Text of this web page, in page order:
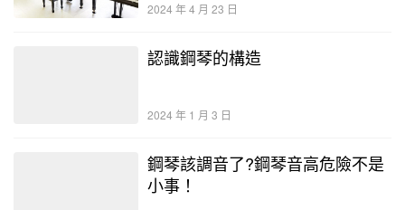
2024 年 4 月 23 日
認識鋼琴的構造
2024 年 1 月 3 日
鋼琴該調音了?鋼琴音高危險不是
小事！